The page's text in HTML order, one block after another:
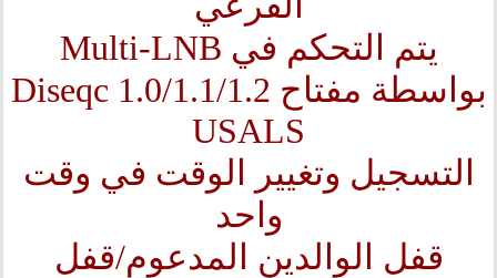
يتم التحكم في Multi-LNB
بواسطة مفتاح Diseqc 1.0/1.1/1.2
USALS
التسجيل وتغيير الوقت في وقت
واحد
قفل الوالدين المدعوم/قفل